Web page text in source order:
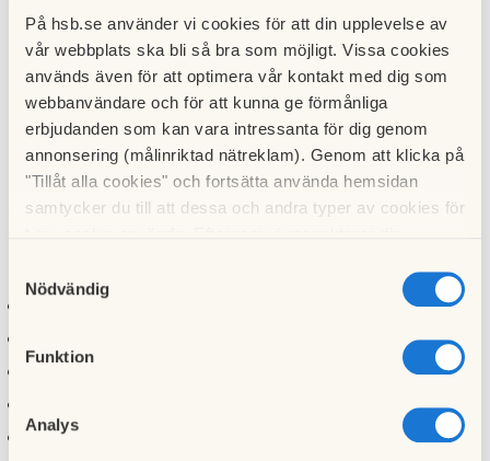
På hsb.se använder vi cookies för att din upplevelse av
vår webbplats ska bli så bra som möjligt. Vissa cookies
används även för att optimera vår kontakt med dig som
webbanvändare och för att kunna ge förmånliga
erbjudanden som kan vara intressanta för dig genom
annonsering (målinriktad nätreklam). Genom att klicka på
"Tillåt alla cookies" och fortsätta använda hemsidan
samtycker du till att dessa och andra typer av cookies för
cookies och välja att endast tillåta ett urval.
Nödvändig
Funktion
Analys
Träffa fler av våra kontakter på FÄS - Vem är Lovis?
Fotoutställning i Badviken 19-20 oktober